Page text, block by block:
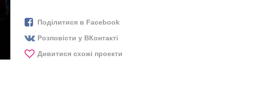
Поділитися в Facebook
Розповісти у ВКонтакті
Дивитися схожі проекти